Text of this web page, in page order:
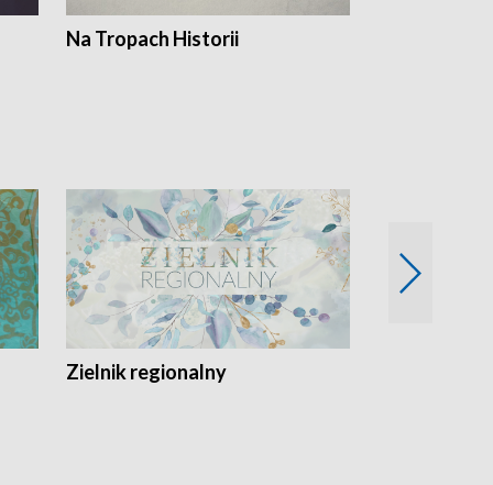
Na Tropach Historii
Zielnik regionalny